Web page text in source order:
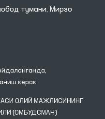
тумани, Мирзо
керак
ОЛИЙ МАЖЛИСИНИНГ
(ОМБУДСМАН)